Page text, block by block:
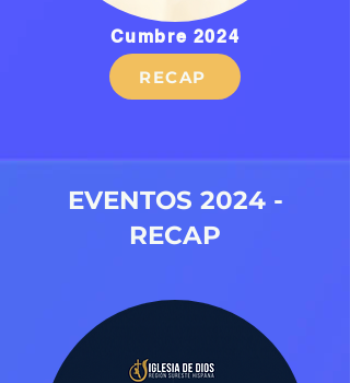
Cumbre 2024
RECAP
EVENTOS 2024 -
RECAP